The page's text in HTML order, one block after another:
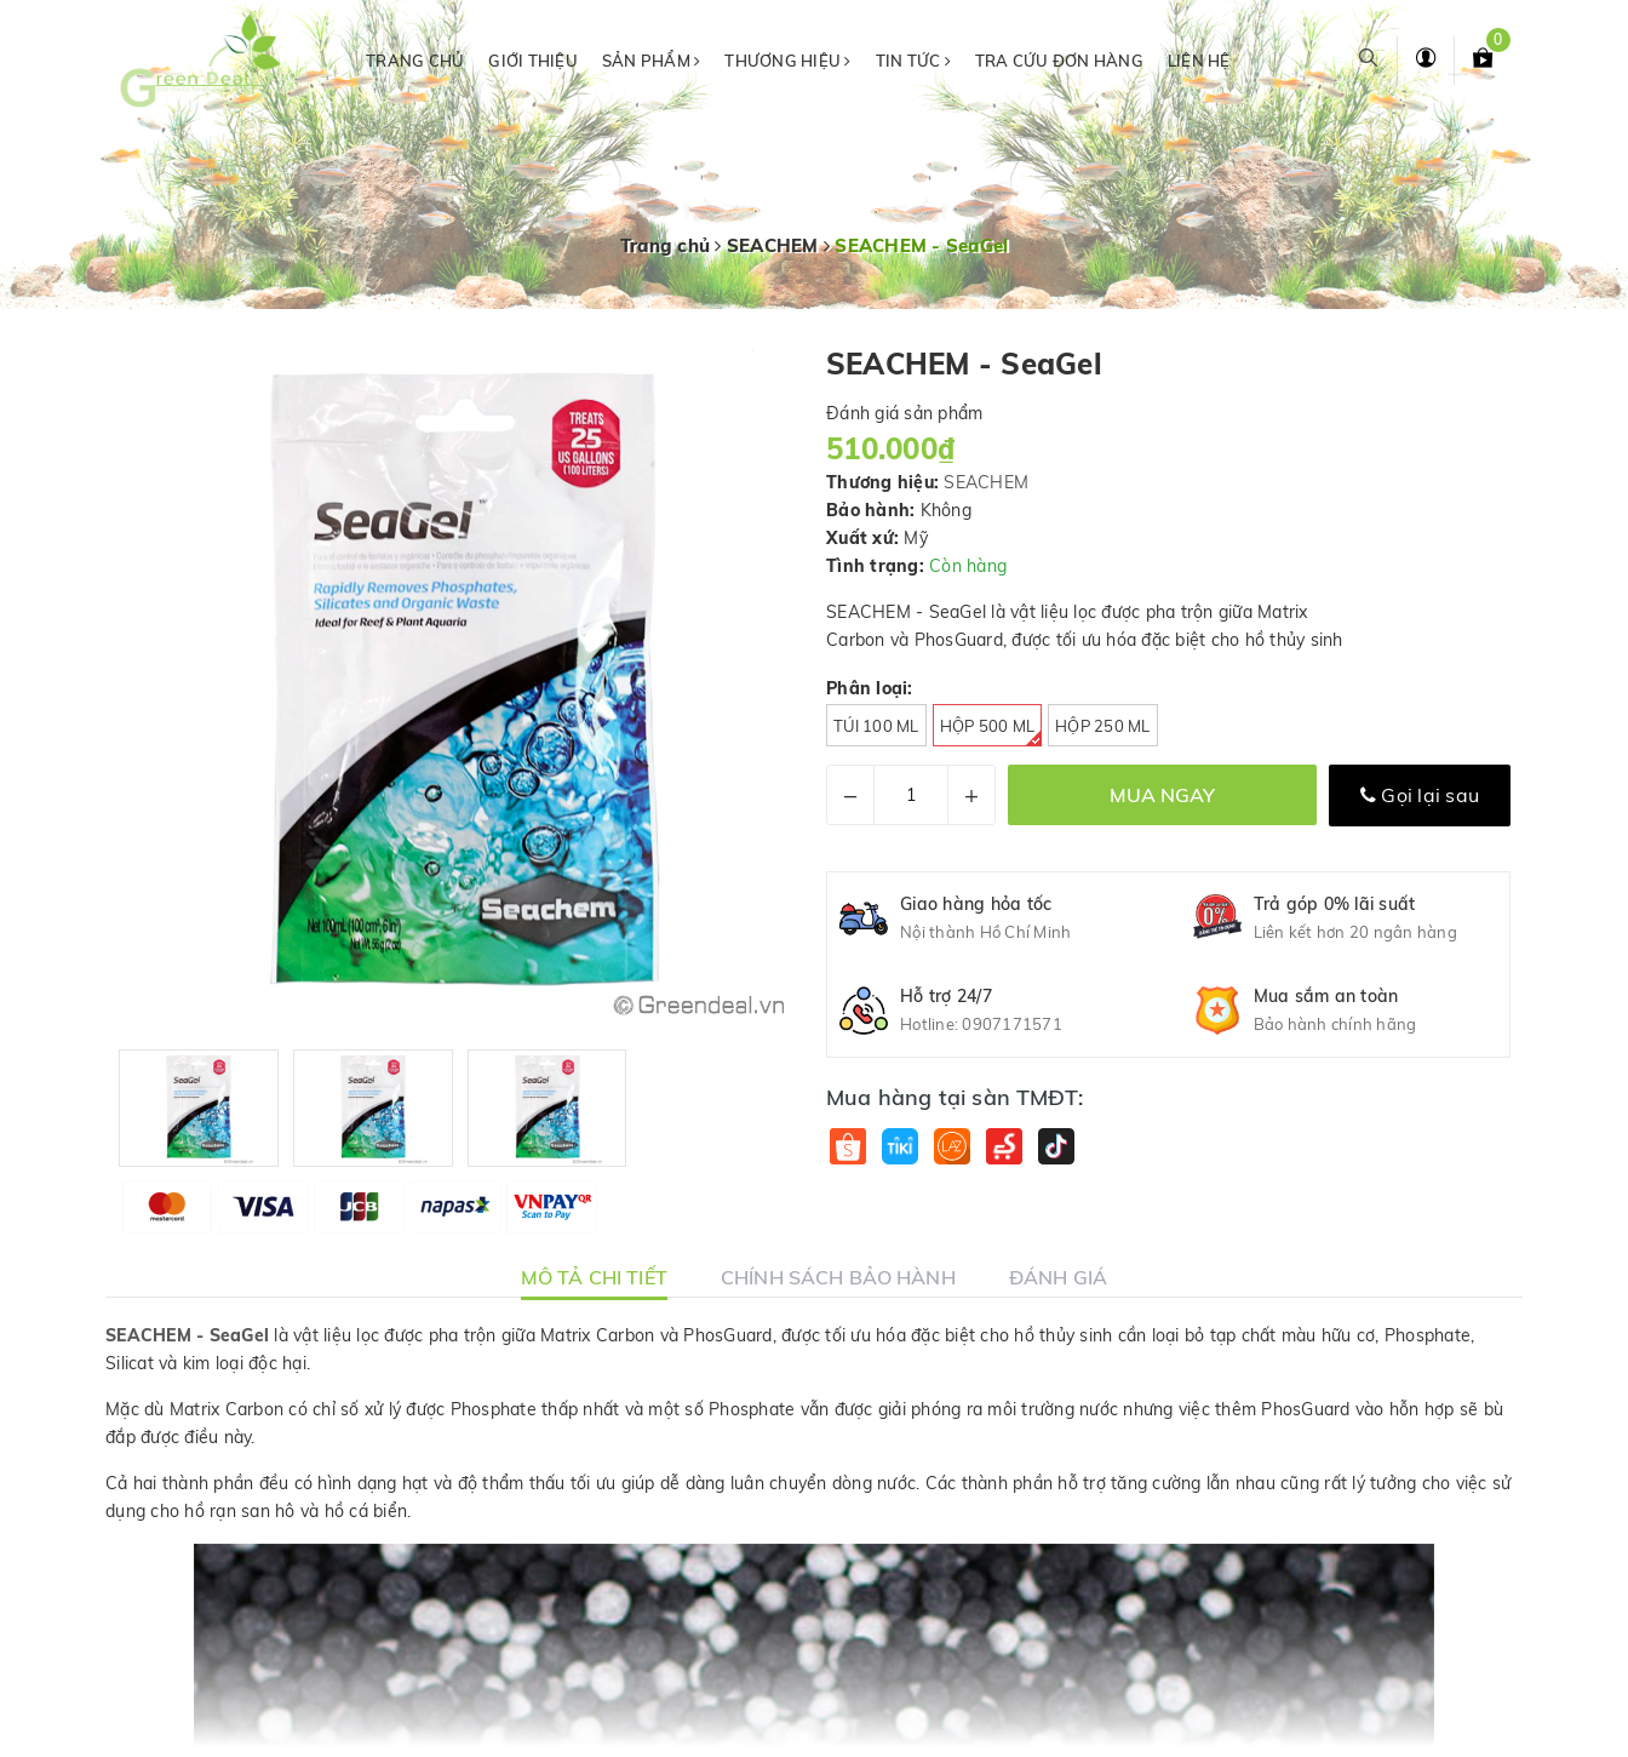
TRANG CHỦ GIỚI THIỆU SẢN PHẨM THƯƠNG HIỆU TIN TỨC TRA CỨU ĐƠN HÀNG LIÊN HỆ
0
Trang chủ SEACHEM SEACHEM - SeaGel
SEACHEM - SeaGel
Đánh giá sản phẩm
510.000₫
Thương hiệu: SEACHEM
Bảo hành: Không
Xuất xứ: Mỹ
Tình trạng: Còn hàng
SEACHEM - SeaGel là vật liệu lọc được pha trộn giữa Matrix
Carbon và PhosGuard, được tối ưu hóa đặc biệt cho hồ thủy sinh
Phân loại:
TÚI 100 ML HỘP 500 ML HỘP 250 ML
– + MUA NGAY Gọi lại sau
Giao hàng hỏa tốc
Nội thành Hồ Chí Minh
Trả góp 0% lãi suất
Liên kết hơn 20 ngân hàng
Hỗ trợ 24/7
Hotline:0907171571
Mua sắm an toàn
Bảo hành chính hãng
Mua hàng tại sàn TMĐT:
MÔ TẢ CHI TIẾT CHÍNH SÁCH BẢO HÀNH ĐÁNH GIÁ
SEACHEM - SeaGel là vật liệu lọc được pha trộn giữa Matrix Carbon và PhosGuard, được tối ưu hóa đặc biệt cho hồ thủy sinh cần loại bỏ tạp chất màu hữu cơ, Phosphate,
Silicat và kim loại độc hại.
Mặc dù Matrix Carbon có chỉ số xử lý được Phosphate thấp nhất và một số Phosphate vẫn được giải phóng ra môi trường nước nhưng việc thêm PhosGuard vào hỗn hợp sẽ bù
đắp được điều này.
Cả hai thành phần đều có hình dạng hạt và độ thẩm thấu tối ưu giúp dễ dàng luân chuyển dòng nước. Các thành phần hỗ trợ tăng cường lẫn nhau cũng rất lý tưởng cho việc sử
dụng cho hồ rạn san hô và hồ cá biển.